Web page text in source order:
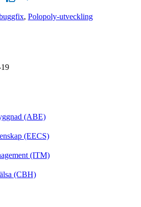
Polopoly-utveckling
(ABE)
(EECS)
(ITM)
(CBH)